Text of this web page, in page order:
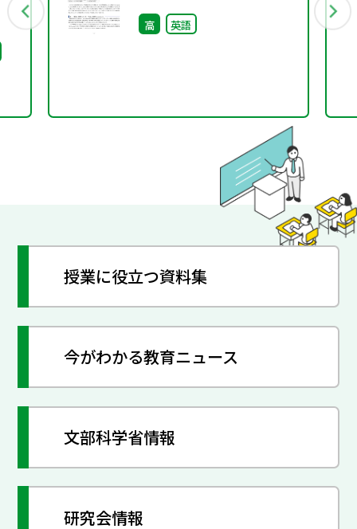
現をもつ助動詞 will と
can と must ―
高 英語
授業に役立つ資料集
今がわかる教育ニュース
文部科学省情報
研究会情報